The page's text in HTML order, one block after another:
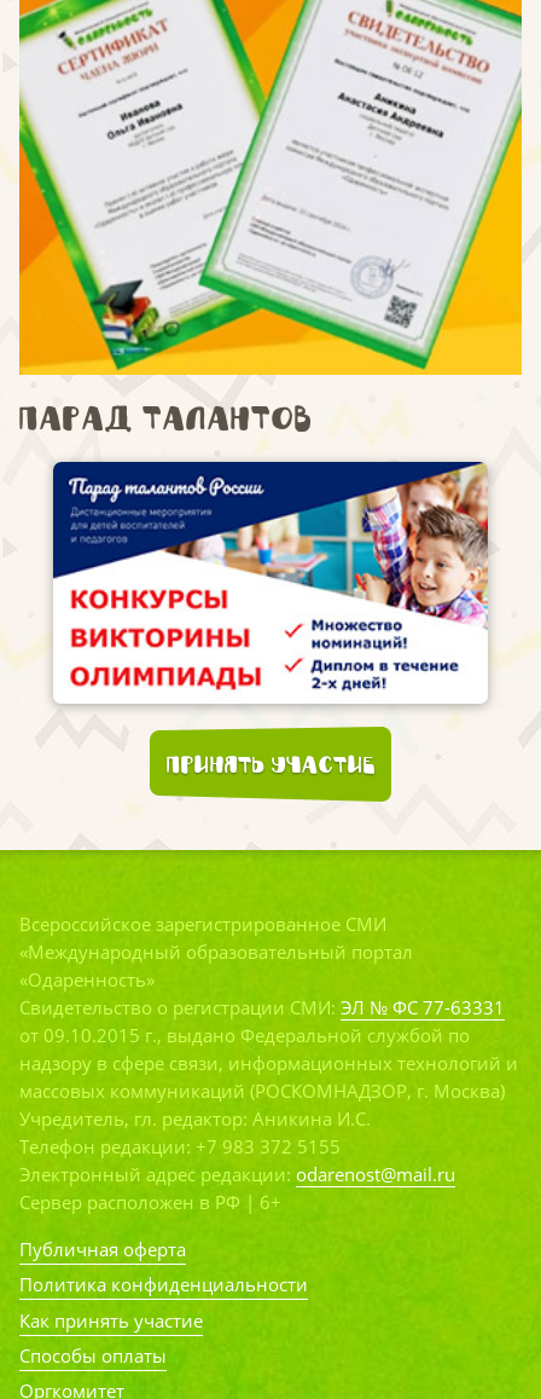
Парад талантов
Принять участие
Всероссийское зарегистрированное СМИ
«Международный образовательный портал
«Одаренность»
Свидетельство о регистрации СМИ: ЭЛ № ФС 77-63331
от 09.10.2015 г., выдано Федеральной службой по
надзору в сфере связи, информационных технологий и
массовых коммуникаций (РОСКОМНАДЗОР, г. Москва)
Учредитель, гл. редактор: Аникина И.С.
Телефон редакции: +7 983 372 5155
Электронный адрес редакции: odarenost@mail.ru
Сервер расположен в РФ | 6+
Публичная оферта
Политика конфиденциальности
Как принять участие
Способы оплаты
Оргкомитет